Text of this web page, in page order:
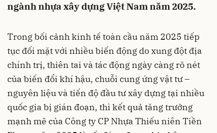
ngành nhựa xây dựng Việt Nam năm 2025.
Trong bối cảnh kinh tế toàn cầu năm 2025 tiếp
tục đối mặt với nhiều biến động do xung đột địa
chính trị, thiên tai và tác động ngày càng rõ nét
của biến đổi khí hậu, chuỗi cung ứng vật tư –
nguyên liệu và tiến độ đầu tư xây dựng tại nhiều
quốc gia bị gián đoạn, thì kết quả tăng trưởng
mạnh mẽ của Công ty CP Nhựa Thiếu niên Tiền